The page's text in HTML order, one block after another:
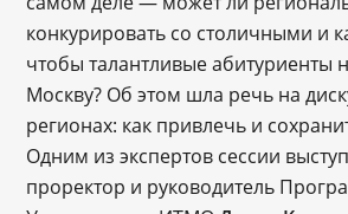
конкурировать со столичными и
чтобы талантливые абитуриенты
Москву? Об этом шла речь на
регионах: как привлечь и
Одним из экспертов сессии
проректор и руководитель